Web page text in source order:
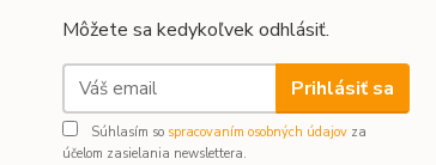
Môžete sa kedykoľvek odhlásiť.
Prihlásiť sa
Súhlasím so spracovaním osobných údajov za
účelom zasielania newslettera.